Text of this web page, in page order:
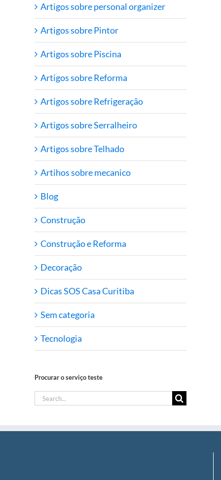
Artigos sobre personal organizer
Artigos sobre Pintor
Artigos sobre Piscina
Artigos sobre Reforma
Artigos sobre Refrigeração
Artigos sobre Serralheiro
Artigos sobre Telhado
Artihos sobre mecanico
Blog
Construção
Construção e Reforma
Decoração
Dicas SOS Casa Curitiba
Sem categoria
Tecnologia
Procurar o serviço teste
Search